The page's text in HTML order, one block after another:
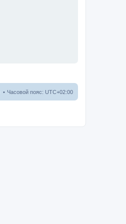
Часовой пояс: UTC+02:00